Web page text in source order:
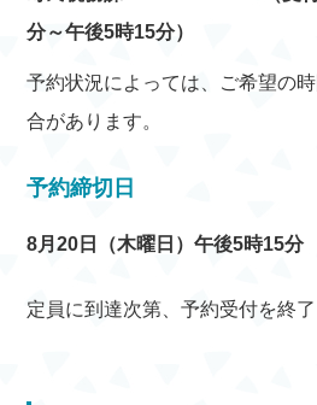
分～午後5時15分）
予約状況によっては、ご希望の
合があります。
予約締切日
8月20日（木曜日）午後5時15分
定員に到達次第、予約受付を終